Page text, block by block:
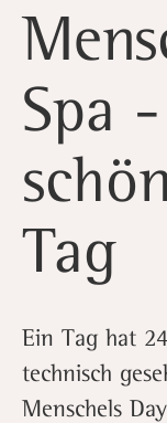
Spa
Tag
Ein Tag hat
technisch
Menschels